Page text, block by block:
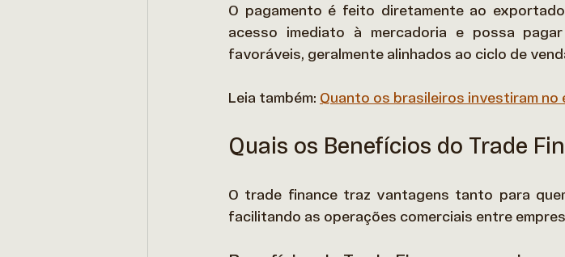
O pagamento é feito diretamente ao
acesso imediato à mercadoria e possa
favoráveis, geralmente alinhados ao ciclo de
Leia também: Quanto os brasileiros investiram
Quais os Benefícios do Trade
O trade finance traz vantagens tanto para
facilitando as operações comerciais entre